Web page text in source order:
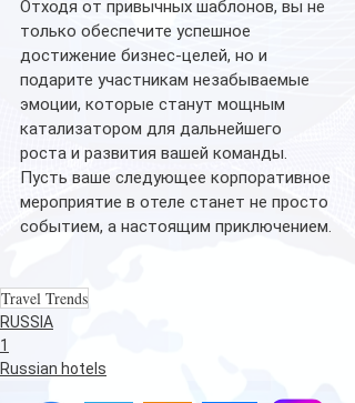
Отходя от привычных шаблонов, вы не
только обеспечите успешное
достижение бизнес-целей, но и
подарите участникам незабываемые
эмоции, которые станут мощным
катализатором для дальнейшего
роста и развития вашей команды.
Пусть ваше следующее корпоративное
мероприятие в отеле станет не просто
событием, а настоящим приключением.
Travel Trends
RUSSIA
1
Russian hotels